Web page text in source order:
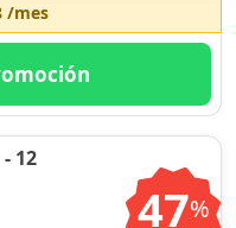
/mes
12
47%